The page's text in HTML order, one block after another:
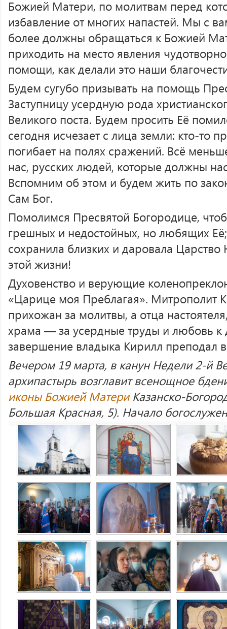
Божией Матери, по молитвам перед
избавление от многих напастей. Мы с
более должны обращаться к Божией
приходить на место явления
помощи, как делали это наши
Будем сугубо призывать на помощь
Заступницу усердную рода
Великого поста. Будем просить Её
сегодня исчезает с лица земли: кто-то
погибает на полях сражений. Всё
нас, русских людей, которые должны
Вспомним об этом и будем жить по
Сам Бог.
Помолимся Пресвятой Богородице,
грешных и недостойных, но любящих
сохранила близких и даровала Царство
этой жизни!
Духовенство и верующие
«Царице моя Преблагая». Митрополит
прихожан за молитвы, а отца
храма — за усердные труды и любовь
завершение владыка Кирилл преподал
Вечером 19 марта, в канун Недели 2-й
архипастырь возглавит всенощное
иконы Божией МатериКазанско-
Большая Красная, 5). Начало